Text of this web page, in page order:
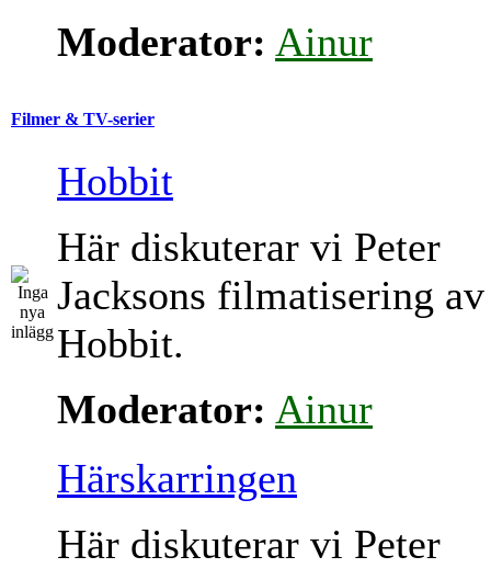
Moderator: Ainur
Filmer & TV-serier
Hobbit
Här diskuterar vi Peter
Jacksons filmatisering
Hobbit.
Moderator: Ainur
Härskarringen
Här diskuterar vi Peter